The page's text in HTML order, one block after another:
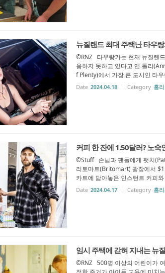
뉴질랜드 최대 주택난 타우
©RNZ 타우랑가는 현재 뉴질랜
응하지 못하고 있다고 앤 톨리
f Plenty)에서 가장 큰 도시인 타
Date 2024.04.18 Category 홈
커피 한 잔에 1.50달러? 노
©Stuff 손님과 팬들에게 팻치
리토마트(Britomart) 광장에서
카트에 담아놓은 인스턴트 커피
Date 2024.04.17 Category 홈
임시 주택에 갇혀 지내는 뉴
©RNZ 500명 이상의 어린이가